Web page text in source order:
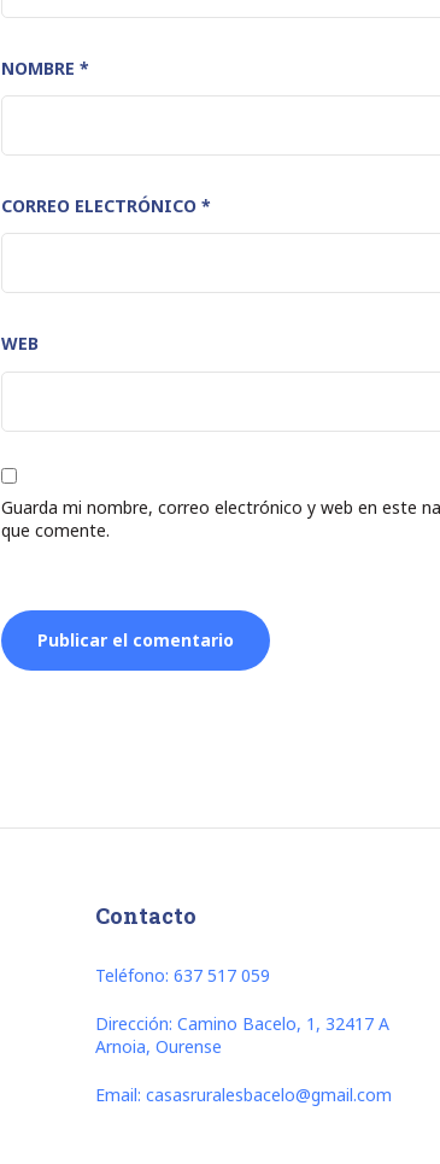
NOMBRE *
CORREO ELECTRÓNICO *
WEB
Guarda mi nombre, correo electrónico y web en este
que comente.
Contacto
Teléfono: 637 517 059
Dirección: Camino Bacelo, 1, 32417 A
Arnoia, Ourense
Email: casasruralesbacelo@gmail.com